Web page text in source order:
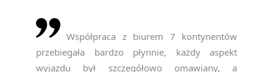
Współpraca z biurem 7 kontynentów
przebiegała bardzo płynnie, każdy aspekt
wyjazdu był szczegółowo omawiany, a